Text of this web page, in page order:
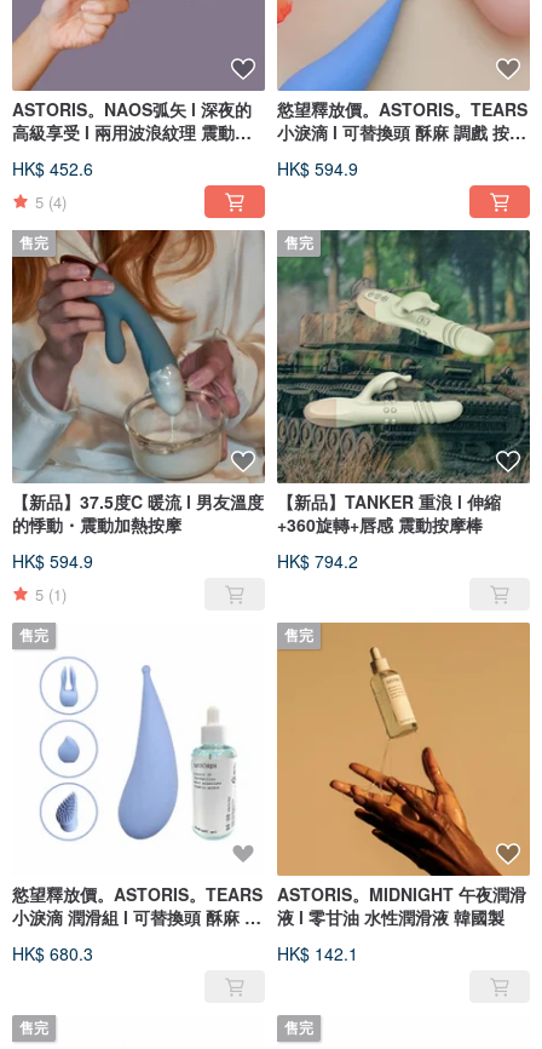
ASTORIS。NAOS弧矢 l 深夜的
高級享受 l 兩用波浪紋理 震動按
HK$ 452.6
5 (4)
慾望釋放價。ASTORIS。TEARS
小淚滴 l 可替換頭 酥麻 調戲 按摩
HK$ 594.9
售完
【新品】37.5度C 暖流 l 男友溫度
的悸動・震動加熱按摩
HK$ 594.9
5 (1)
售完
【新品】TANKER 重浪 l 伸縮
+360旋轉+唇感 震動按摩棒
HK$ 794.2
售完
慾望釋放價。ASTORIS。TEARS
小淚滴 潤滑組 l 可替換頭 酥麻 調
HK$ 680.3
售完
ASTORIS。MIDNIGHT 午夜潤滑
液 l 零甘油 水性潤滑液 韓國製
HK$ 142.1
售完 售完